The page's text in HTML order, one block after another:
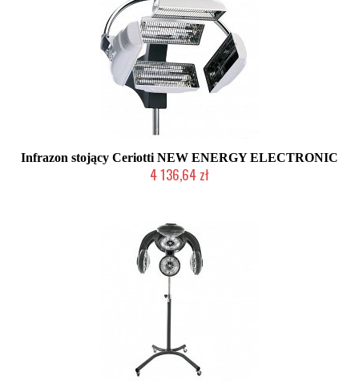
Infrazon stojący Ceriotti NEW ENERGY ELECTRONIC
4 136,64 zł